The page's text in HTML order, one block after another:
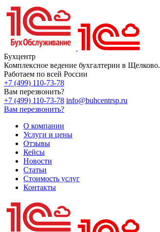
Бухцентр
Комплексное ведение бухгалтерии в Щелково.
Работаем по всей России
+7 (499) 110-73-78
Вам перезвонить?
+7 (499) 110-73-78 info@buhcentrsp.ru
Вам перезвонить?
О компании
Услуги и цены
Отзывы
Кейсы
Новости
Статьи
Стоимость услуг
Контакты